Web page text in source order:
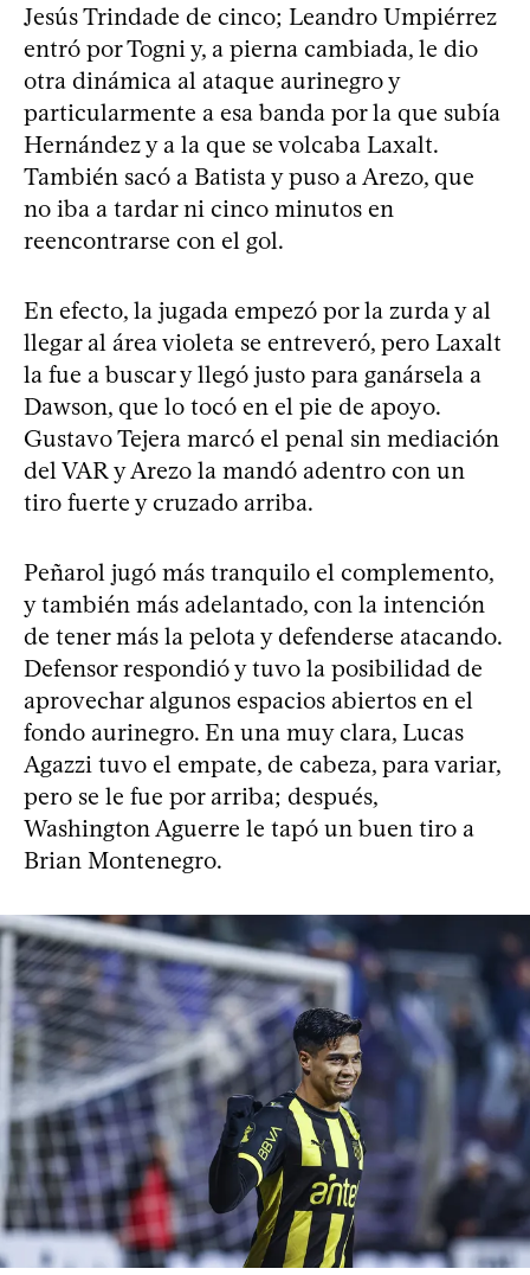
Jesús Trindade de cinco; Leandro Umpiérrez
entró por Togni y, a pierna cambiada, le dio
otra dinámica al ataque aurinegro y
particularmente a esa banda por la que subía
Hernández y a la que se volcaba Laxalt.
También sacó a Batista y puso a Arezo, que
no iba a tardar ni cinco minutos en
reencontrarse con el gol.
En efecto, la jugada empezó por la zurda y al
llegar al área violeta se entreveró, pero Laxalt
la fue a buscar y llegó justo para ganársela a
Dawson, que lo tocó en el pie de apoyo.
Gustavo Tejera marcó el penal sin mediación
del VAR y Arezo la mandó adentro con un
tiro fuerte y cruzado arriba.
Peñarol jugó más tranquilo el complemento,
y también más adelantado, con la intención
de tener más la pelota y defenderse atacando.
Defensor respondió y tuvo la posibilidad de
aprovechar algunos espacios abiertos en el
fondo aurinegro. En una muy clara, Lucas
Agazzi tuvo el empate, de cabeza, para variar,
pero se le fue por arriba; después,
Washington Aguerre le tapó un buen tiro a
Brian Montenegro.